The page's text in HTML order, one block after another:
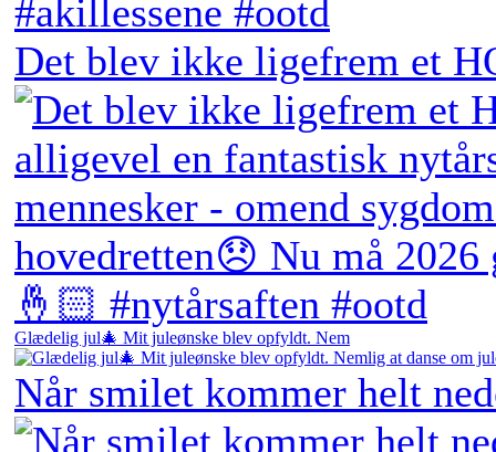
Det blev ikke ligefrem et
Glædelig jul🎄 Mit juleønske blev opfyldt. Nem
Når smilet kommer helt